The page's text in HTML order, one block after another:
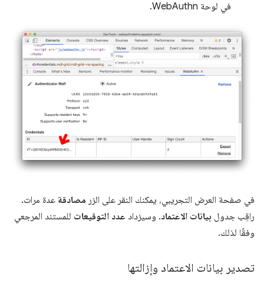
في لوحة WebAuthn.
في صفحة العرض التجريبي، يمكنك النقر على الزر مصادقة عدة مرات.
راقِب جدول بيانات الاعتماد. وسيزداد عدد التوقيعات للمستند المرجعي
وفقًا لذلك.
تصدير بيانات الاعتماد وإزالتها